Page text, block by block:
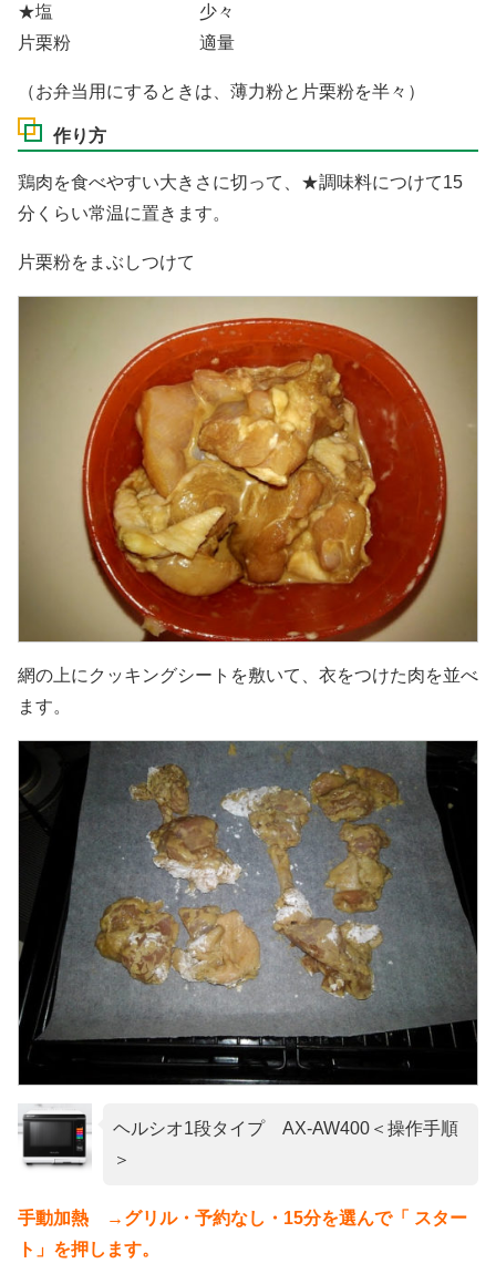
★塩 少々
片栗粉 適量
（お弁当用にするときは、薄力粉と片栗粉を半々）
作り方
鶏肉を食べやすい大きさに切って、★調味料につけて15
分くらい常温に置きます。
片栗粉をまぶしつけて
網の上にクッキングシートを敷いて、衣をつけた肉を並べ
ます。
ヘルシオ1段タイプ AX-AW400＜操作手順
＞
手動加熱 →グリル・予約なし・15分を選んで「 スター
ト」を押します。